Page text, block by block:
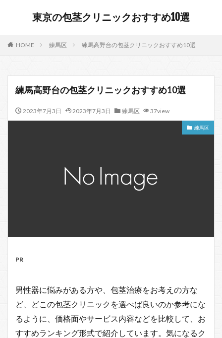
東京の包茎クリニックおすすめ10選
HOME 練馬区 練馬高野台の包茎クリニックおすすめ10選
練馬高野台の包茎クリニックおすすめ10選
2023年7月3日 2023年7月3日 練馬区 37view
練馬区
PR
男性器に悩みがある方や、包茎治療をお考えの方な
ど、どこの包茎クリニックを選べば良いのか参考にな
るように、価格面やサービス内容などを比較して、お
すすめランキング形式で紹介しています。気になるク